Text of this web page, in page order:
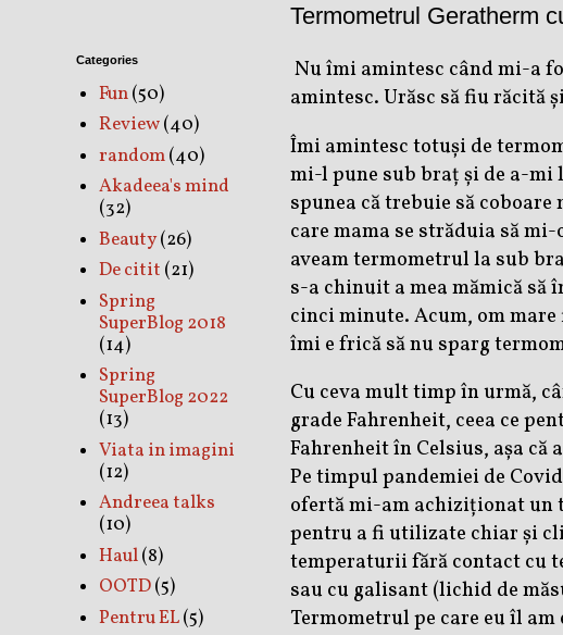
Termometrul Geratherm
Nu îmi amintesc când mi-a
amintesc. Urăsc să fiu răcită
Îmi amintesc totuși de
mi-l pune sub braț și de a-mi
spunea că trebuie să
care mama se străduia să
aveam termometrul la sub
s-a chinuit a mea mămică să
cinci minute. Acum, om
îmi e frică să nu sparg
Cu ceva mult timp în urmă,
grade Fahrenheit, ceea ce
Fahrenheit în Celsius, așa
Pe timpul pandemiei de
ofertă mi-am achiziționat un
pentru a fi utilizate chiar și
temperaturii fără contactcu
sau cu galisant (lichid de
Termometrul pe care eu îl am
Categories
Fun(50)
Review(40)
random(40)
Akadeea's mind
(32)
Beauty(26)
De citit (21)
Spring
SuperBlog 2018
(14)
Spring
SuperBlog 2022
(13)
Viata in imagini
(12)
Andreea talks
(10)
Haul(8)
OOTD(5)
Pentru EL(5)